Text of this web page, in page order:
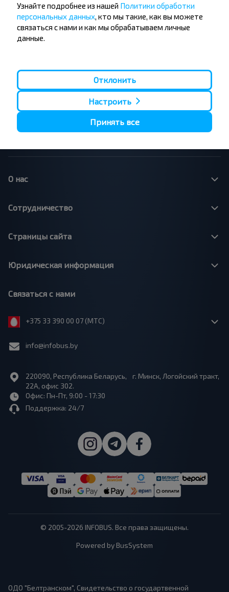
Орша - Могилёв
Минск - Несвиж
Минск - Могилёв
Минск - Пинск
Минск - Брест
Минск - Барановичи
Гомель - Минск
Брест - Тересполь
Вильнюс - Минск
Полоцк - Рига
Москва - Брест
Минск - Вильнюс
Минск - Москва
Брест - Люблин
Брест - Варшава
О нас
Сотрудничество
Страницы сайта
Юридическая информация
Связаться с нами
+375 33 390 00 07 (МТС)
info@infobus.by
220090, Республика Беларусь, г. Минск, Логойский тракт,
22А, офис 302.
Офис: Пн-Пт, 9:00 - 17:30
Поддержка: 24/7
© 2005-2026 INFOBUS. Все права защищены.
Powered by BusSystem
ОДО "Белтранском", Свидетельство о государтвенной
Узнайте подробнее из нашей Политики обработки
персональных данных , кто мы такие, как вы можете
связаться с нами и как мы обрабатываем личные
данные.
Отклонить
Настроить
Принять все